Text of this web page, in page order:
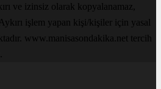
ve izinsiz olarak kopyalanamaz,
işlem yapan kişi/kişiler için yasal
www.manisasondakika.net tercih